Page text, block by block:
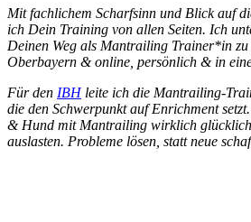
Mit fachlichem Scharfsinn und Blick auf
ich Dein Training von allen Seiten. Ich
Deinen Weg als Mantrailing Trainer*in
Oberbayern & online, persönlich & in
Für den IBHleite ich die Mantrailing-
die den Schwerpunkt auf Enrichment
& Hund mit Mantrailing wirklich
auslasten. Probleme lösen, statt neue